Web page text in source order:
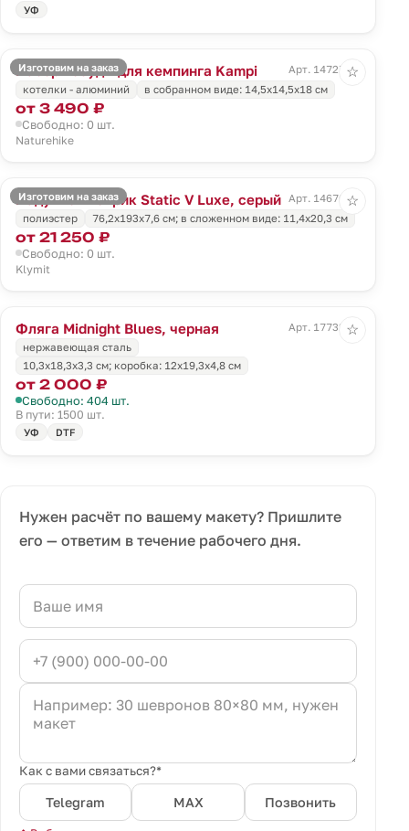
УФ
Изготовим на заказ
Набор посуды для кемпинга Kampi
Арт. 14727.10
котелки - алюминий
в собранном виде: 14,5х14,5х18 см
от 3 490 ₽
Свободно: 0 шт.
Naturehike
☆
Изготовим на заказ
Надувной коврик Static V Luxe, серый
Арт. 14670.11
полиэстер
76,2x193x7,6 см; в сложенном виде: 11,4x20,3 см
от 21 250 ₽
Свободно: 0 шт.
Klymit
☆
Фляга Midnight Blues, черная
Арт. 17732.30
нержавеющая сталь
10,3х18,3х3,3 см; коробка: 12х19,3х4,8 см
от 2 000 ₽
Свободно: 404 шт.
В пути: 1500 шт.
УФ DTF
☆
Нужен расчёт по вашему макету? Пришлите
его — ответим в течение рабочего дня.
Как с вами связаться?*
Telegram MAX Позвонить